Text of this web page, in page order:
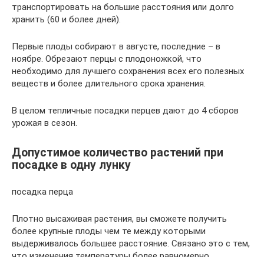
транспортировать на большие расстояния или долго
хранить (60 и более дней).
Первые плоды собирают в августе, последние – в
ноябре. Обрезают перцы с плодоножкой, что
необходимо для лучшего сохранения всех его полезных
веществ и более длительного срока хранения.
В целом тепличные посадки перцев дают до 4 сборов
урожая в сезон.
Допустимое количество растений при
посадке в одну лунку
посадка перца
Плотно высаживая растения, вы сможете получить
более крупные плоды чем те между которыми
выдерживалось большее расстояние. Связано это с тем,